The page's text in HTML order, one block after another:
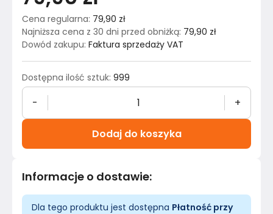
Cena regularna: 79,90 zł
Najniższa cena z 30 dni przed obniżką: 79,90 zł
Dowód zakupu: Faktura sprzedaży VAT
Dostępna ilość sztuk: 999
- +
Dodaj do koszyka
Informacje o dostawie:
Dla tego produktu jest dostępna Płatność przy